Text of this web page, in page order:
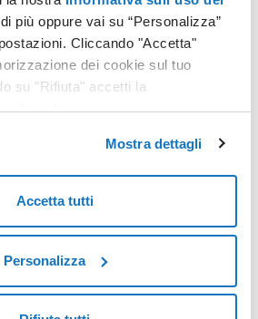
più oppure vai su “Personalizza”
Cliccando "Accetta"
dei cookie sul tuo
su "Rifiuta" accetti la
cookie necessari.
Mostra dettagli
Accetta tutti
Personalizza
EMAIL
come il phishing sia ancora il
dati finanziari e codici di accesso,
è identificato come l’anello più
Leggi tutto